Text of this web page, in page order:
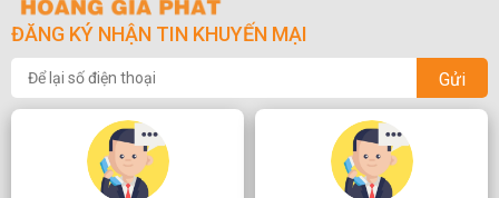
ĐĂNG KÝ NHẬN TIN KHUYẾN MẠI
Gửi